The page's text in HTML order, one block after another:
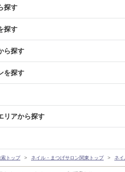
探す
探す
ら探す
を探す
リアから探す
索トップ ネイル・まつげサロン関東トップ ネ